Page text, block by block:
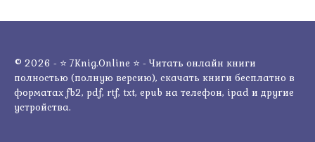
© 2026 - ⭐ 7Knig.Online ⭐ - Читать онлайн книги
полностью (полную версию), скачать книги бесплатно в
форматах fb2, pdf, rtf, txt, epub на телефон, ipad и другие
устройства.